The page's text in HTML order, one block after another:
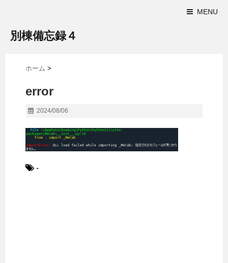
MENU
別棟備忘録４
ホーム >
error
2024/08/06
-